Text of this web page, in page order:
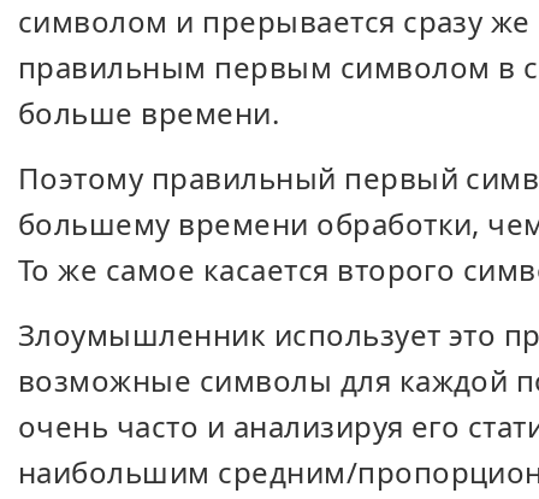
символом и прерывается сразу
правильным первым символом в
больше времени.
Поэтому правильный первый
большему времени обработки,
То же самое касается второго
Злоумышленник использует это
возможные символы для каждой
очень часто и анализируя его
наибольшим средним/